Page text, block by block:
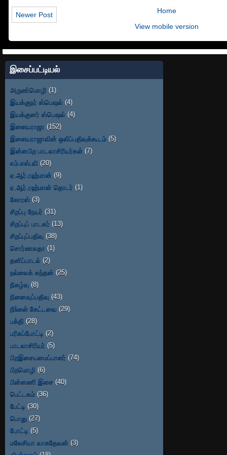
Newer Post
Home
View mobile version
இசைப்பட்டியல்
அருண்மொழி (1)
இயக்குநர் ஸ்பெஷல் (4)
இயக்குனர் ஸ்பெஷல் (4)
இளையராஜா (152)
இளையராஜாவின் ஒலிப்பதிவுக்கூடம் (5)
இன்னபிற பாடலாசிரியர்கள் (7)
எம்.எஸ்.வி (20)
ஏ.ஆர்.ரஹ்மான் (9)
ஏ.ஆர்.ரஹ்மான் தொடர் (1)
கோரஸ் (3)
சிறப்பு நேயர் (31)
சிறப்புப் பாடகர் (13)
சிறப்புப்பதிவு (38)
சொர்ணலதா (1)
தனிப்பாடல் (2)
நல்லைக் கந்தன் (25)
நிகழ்வு (8)
நினைவுப்பதிவு (43)
நீங்கள் கேட்டவை (29)
பக்தி (28)
பரிசுப்போட்டி (2)
பாடலாசிரியர் (5)
பிறஇசையமைப்பாளர் (74)
பிறமொழி (6)
பின்னணி இசை (40)
பெட்டகம் (36)
பேட்டி (30)
பொது (27)
போட்டி (5)
மலேசியா வாசுதேவன் (3)